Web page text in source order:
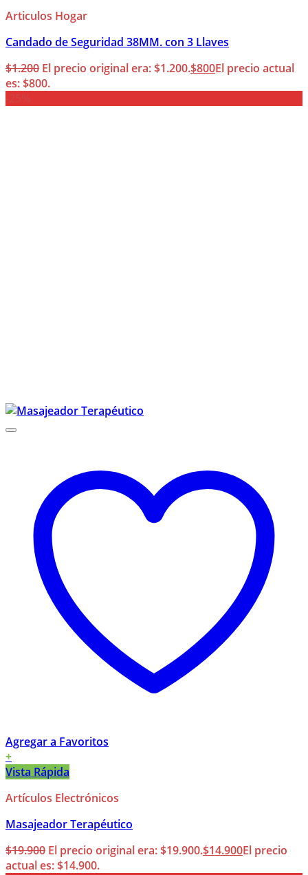
Articulos Hogar
Candado de Seguridad 38MM. con 3 Llaves
$1.200 El precio original era: $1.200.$800El precio actual
es: $800.
Agregar a Favoritos
+
Vista Rápida
Artículos Electrónicos
Masajeador Terapéutico
$19.900 El precio original era: $19.900.$14.900El precio
actual es: $14.900.